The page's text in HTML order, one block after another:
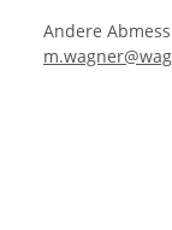
Andere